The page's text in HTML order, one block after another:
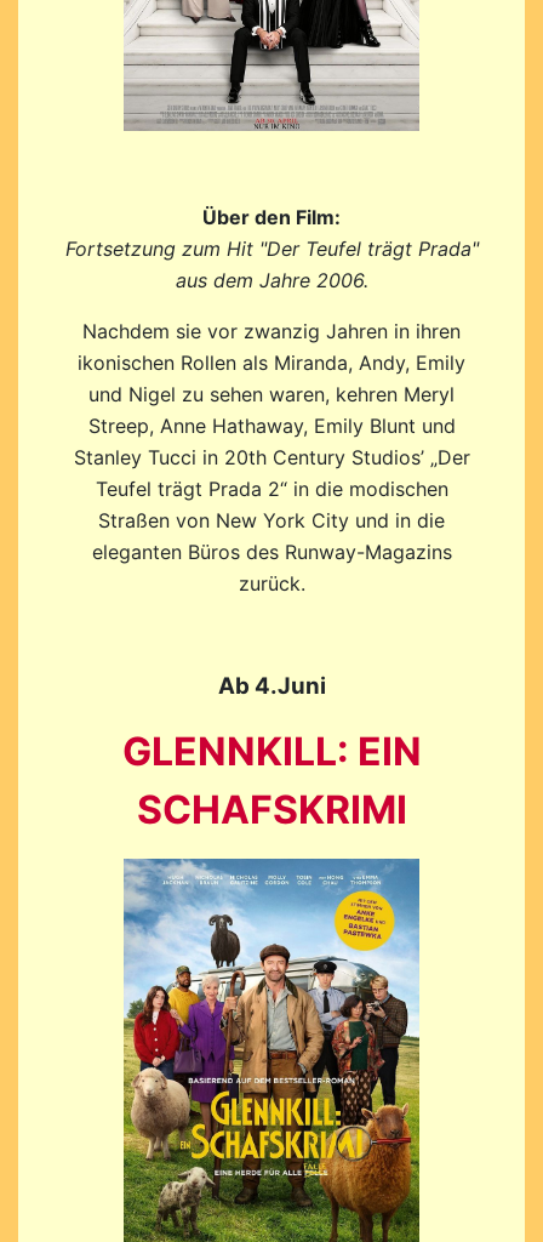
Über den Film:
Fortsetzung zum Hit "Der Teufel trägt Prada"
aus dem Jahre 2006.
Nachdem sie vor zwanzig Jahren in ihren
ikonischen Rollen als Miranda, Andy, Emily
und Nigel zu sehen waren, kehren Meryl
Streep, Anne Hathaway, Emily Blunt und
Stanley Tucci in 20th Century Studios’ „Der
Teufel trägt Prada 2“ in die modischen
Straßen von New York City und in die
eleganten Büros des Runway-Magazins
zurück.
Ab 4.Juni
GLENNKILL: EIN
SCHAFSKRIMI